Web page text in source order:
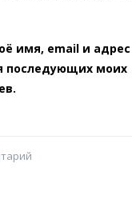
имя, email и
последующих моих